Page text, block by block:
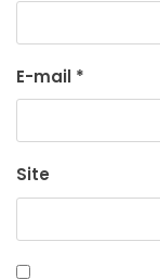
E-mail *
Site